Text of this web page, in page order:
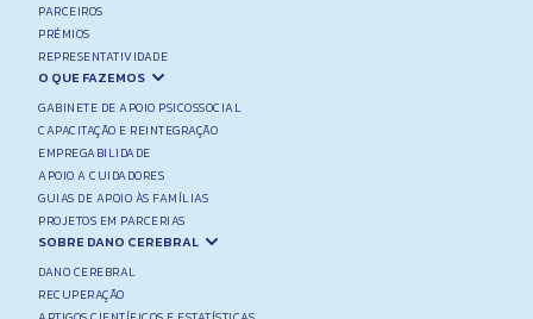
PARCEIROS
PRÉMIOS
REPRESENTATIVIDADE
O QUE FAZEMOS
GABINETE DE APOIO PSICOSSOCIAL
CAPACITAÇÃO E REINTEGRAÇÃO
EMPREGABILIDADE
APOIO A CUIDADORES
GUIAS DE APOIO ÀS FAMÍLIAS
PROJETOS EM PARCERIAS
SOBRE DANO CEREBRAL
DANO CEREBRAL
RECUPERAÇÃO